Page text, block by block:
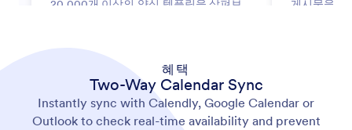
혜택
Two-Way Calendar Sync
Instantly sync with Calendly, Google Calendar or
Outlook to check real-time availability and prevent